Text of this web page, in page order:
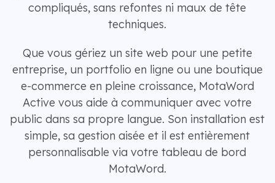
compliqués, sans refontes ni maux de tête
techniques.
Que vous gériez un site web pour une petite
entreprise, un portfolio en ligne ou une boutique
e-commerce en pleine croissance, MotaWord
Active vous aide à communiquer avec votre
public dans sa propre langue. Son installation est
simple, sa gestion aisée et il est entièrement
personnalisable via votre tableau de bord
MotaWord.